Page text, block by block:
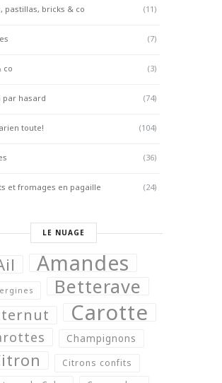
pastillas, bricks & co (11)
(7)
co (3)
par hasard (74)
toute! (104)
(36)
et fromages en pagaille (24)
LE NUAGE
Amandes
Betterave
Carotte
Champignons
Citrons confits